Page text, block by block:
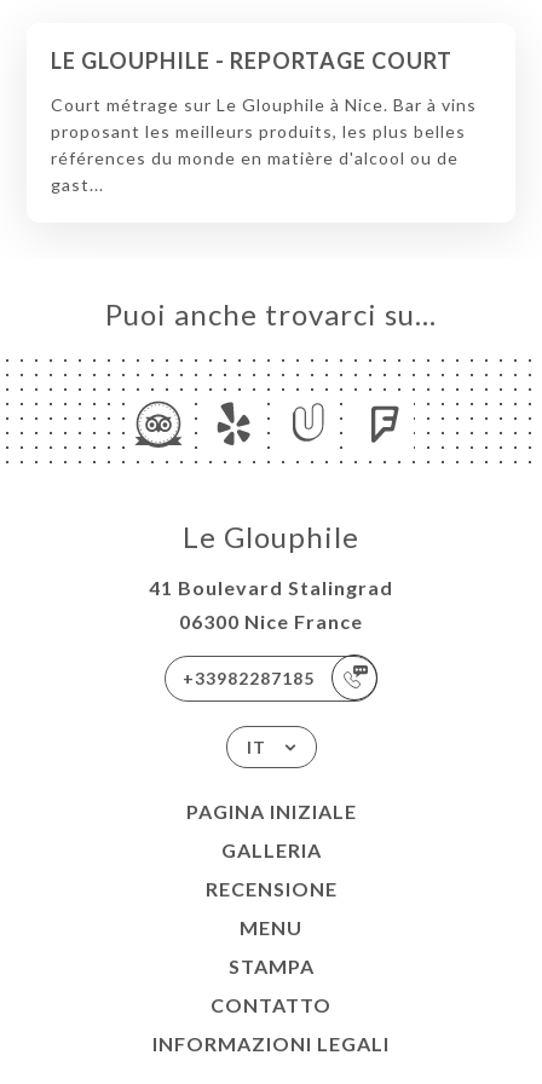
LE GLOUPHILE - REPORTAGE COURT
Court métrage sur Le Glouphile à Nice. Bar à vins
proposant les meilleurs produits, les plus belles
références du monde en matière d'alcool ou de
gast...
Puoi anche trovarci su…
Le Glouphile
41 Boulevard Stalingrad
06300 Nice France
+33982287185
IT
PAGINA INIZIALE
GALLERIA
RECENSIONE
MENU
STAMPA
CONTATTO
INFORMAZIONI LEGALI